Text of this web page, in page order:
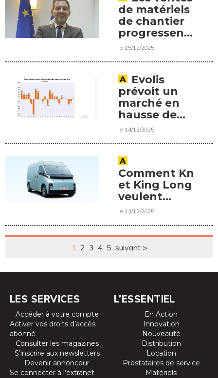
de matériels
de chantier
progressent
en Europe
le 15/12/2025
Evolis
prévoit un
marché en
hausse de
+1% en 2026.
le 14/12/2025
Comment Knave
et King Long
veulent
accélérer le
électriques
le 13/12/2025
1 2 3 4 5 suivant >
LES SERVICES
Accéder à votre compte
Activer vos droits d’accès
abonné
Consulter les magazines
S’inscrire aux newsletters
Devenir annonceur
Se connecter à l’extranet
L’ESSENTIEL
En Action
Innovation
Nouveauté
Distribution
Location
Prestataires de service
Matériels